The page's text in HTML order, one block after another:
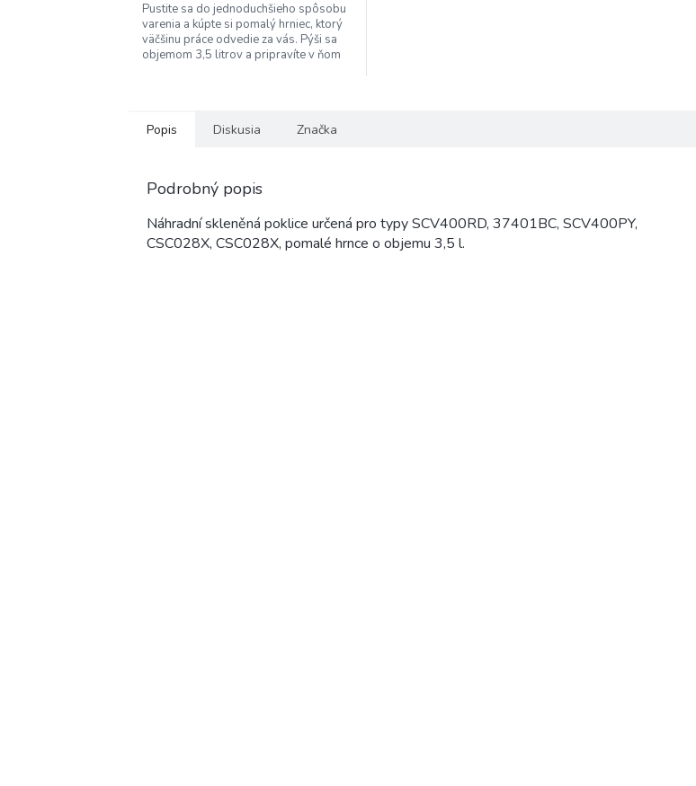
Pustite sa do jednoduchšieho spôsobu
varenia a kúpte si pomalý hrniec, ktorý
väčšinu práce odvedie za vás. Pýši sa
objemom 3,5 litrov a pripravíte v ňom
Popis Diskusia Značka
Podrobný popis
Náhradní skleněná poklice určená pro typy SCV400RD, 37401BC, SCV400PY,
CSC028X, CSC028X, pomalé hrnce o objemu 3,5 l.